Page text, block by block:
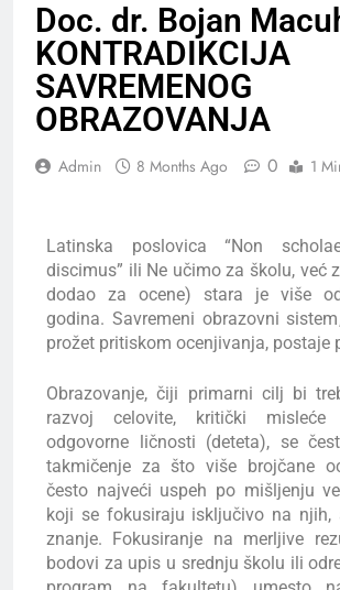
Doc. dr. Bojan
KONTRADIKCIJA
SAVREMENOG
OBRAZOVANJA
Admin 8 Months Ago 0 1
Latinska poslovica “Non
discimus” ili Ne učimo za školu, već
dodao za ocene) stara je više
godina. Savremeni obrazovni
prožet pritiskom ocenjivanja, postaje
Obrazovanje, čiji primarni cilj bi
razvoj celovite, kritički
odgovorne ličnosti (deteta), se
takmičenje za što više brojčane
često najveći uspeh po mišljenju
koji se fokusiraju isključivo na njih,
znanje. Fokusiranje na merljive
bodovi za upis u srednju školu ili